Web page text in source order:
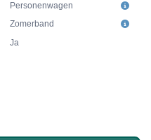
Personenwagen
Zomerband
Ja